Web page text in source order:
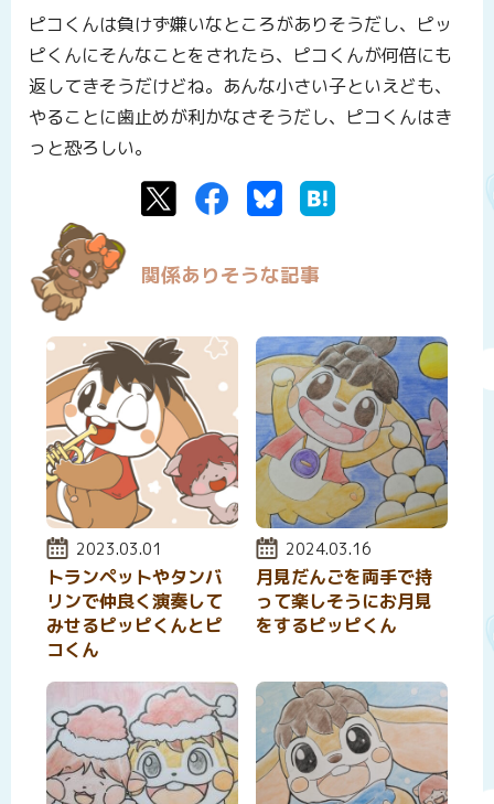
ピコくんは負けず嫌いなところがありそうだし、ピッ
ピくんにそんなことをされたら、ピコくんが何倍にも
返してきそうだけどね。あんな小さい子といえども、
やることに歯止めが利かなさそうだし、ピコくんはき
っと恐ろしい。
TwitterFacebookBluesky はてなブックマーク
関係ありそうな記事
投稿日:
2023.03.01
トランペットやタンバ
リンで仲良く演奏して
みせるピッピくんとピ
コくん
投稿日:
2024.03.16
月見だんごを両手で持
って楽しそうにお月見
をするピッピくん